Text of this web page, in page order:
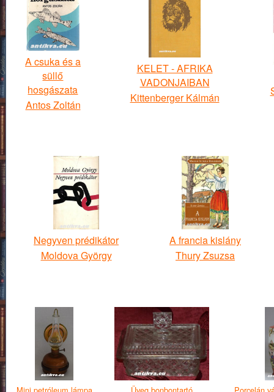
A csuka és a
süllő
hosgászata
Antos Zoltán
KELET - AFRIKA
VADONJAIBAN
Kittenberger Kálmán
Negyven prédikátor
Moldova György
A francia kislány
Thury Zsuzsa